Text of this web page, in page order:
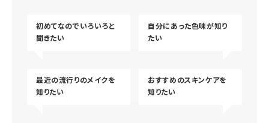
初めてなのでいろいろと
聞きたい
自分にあった色味が知り
たい
最近の流行りのメイクを
知りたい
おすすめのスキンケアを
知りたい